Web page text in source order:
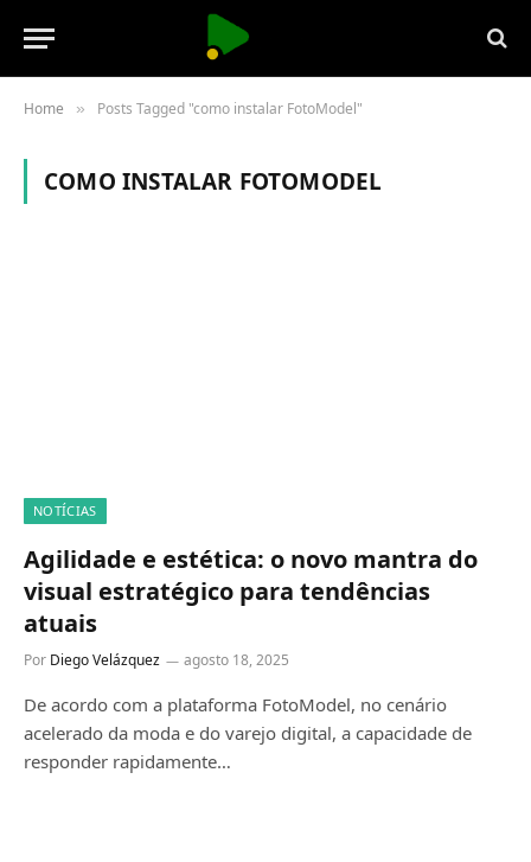
Home » Posts Tagged "como instalar FotoModel"
COMO INSTALAR FOTOMODEL
NOTÍCIAS
Agilidade e estética: o novo mantra do
visual estratégico para tendências
atuais
Por Diego Velázquez agosto 18, 2025
De acordo com a plataforma FotoModel, no cenário
acelerado da moda e do varejo digital, a capacidade de
responder rapidamente…